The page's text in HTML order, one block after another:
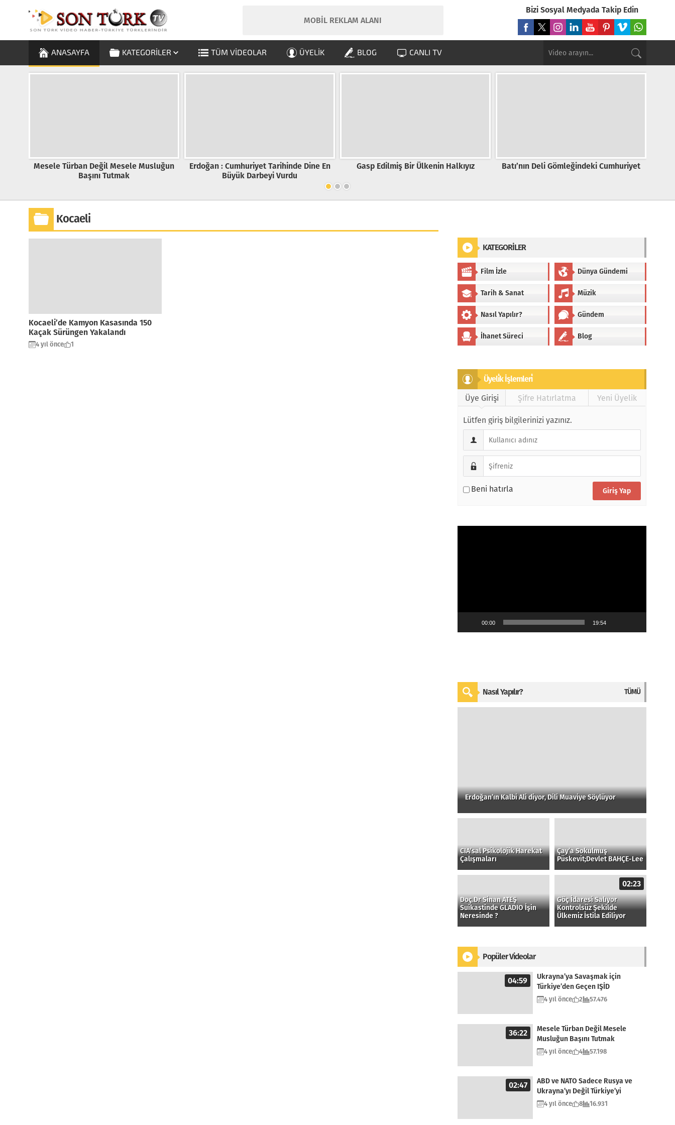
MOBİL REKLAM ALANI
Bizi Sosyal Medyada Takip Edin
ANASAYFA KATEGORILER TÜM VIDEOLAR ÜYELIK BLOG CANLI TV
Mesele Türban Değil Mesele Musluğun
Başını Tutmak
Erdoğan : Cumhuriyet Tarihinde Dine En
Büyük Darbeyi Vurdu
Gasp Edilmiş Bir Ülkenin Halkıyız Batı’nın Deli Gömleğindeki Cumhuriyet
Kocaeli
Kocaeli’de Kamyon Kasasında 150
Kaçak Sürüngen Yakalandı
4 yıl önce 1
KATEGORİLER
Film İzle Dünya Gündemi
Tarih & Sanat Müzik
Nasıl Yapılır? Gündem
İhanet Süreci Blog
Üyeli̇k İşlemleri̇
Üye Girişi
Şifre Hatırlatma Yeni Üyelik
Lütfen giriş bilgilerinizi yazınız.
Beni hatırla
00:00 19:54
Nasıl Yapılır? TÜMÜ
Erdoğan’ın Kalbi Ali diyor, Dili Muaviye Söylüyor
CIA’sal Psikolojik Harekat
Çalışmaları
Çay’a Sokulmuş
Püskevit;Devlet BAHÇE-Lee
Doç.Dr Sinan ATEŞ
Suikastinde GLADIO İşin
Neresinde ?
02:23
Göç İdaresi Salıyor
Kontrolsüz Şekilde
Ülkemiz İstila Ediliyor
Popüler Videolar
04:59
Ukrayna’ya Savaşmak için
Türkiye’den Geçen IŞİD
4 yıl önce 2 57.476
36:22
Mesele Türban Değil Mesele
Musluğun Başını Tutmak
4 yıl önce 4 57.198
02:47
ABD ve NATO Sadece Rusya ve
Ukrayna’yı Değil Türkiye’yi
Kuşatıyor
4 yıl önce 8 16.931